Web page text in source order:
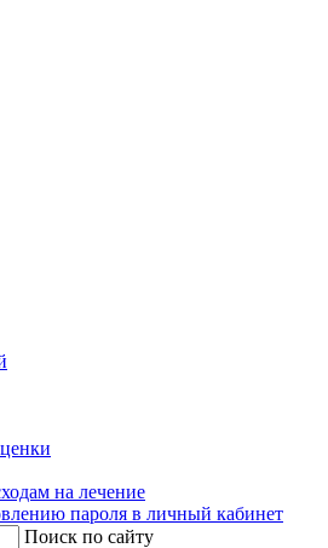
на лечение
пароля в личный кабинет
Поиск по сайту